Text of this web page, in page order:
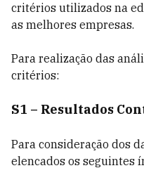
critérios utilizados na
as melhores empresas.
Para realização das
critérios:
S1 – Resultados
Para consideração dos
elencados os seguintes